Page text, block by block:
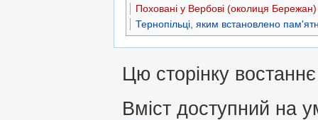
Поховані у Вербові (околиця Бережан)
Тернопільці, яким встановлено
Цю сторінку
Вміст доступний на